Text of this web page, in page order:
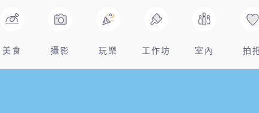
美食 攝影 玩樂 工作坊 室內 拍